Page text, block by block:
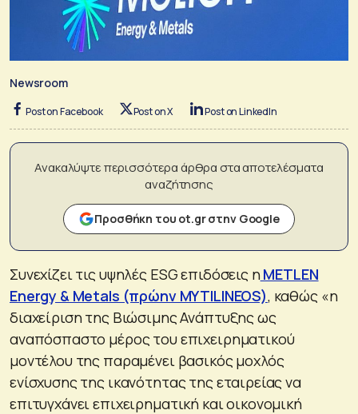
Newsroom
Post on Facebook Post on X Post on LinkedIn
Ανακαλύψτε περισσότερα άρθρα στα αποτελέσματα
αναζήτησης
Προσθήκη του ot.gr στην Google
Συνεχίζει τις υψηλές ESG επιδόσεις ηMETLEN
Energy & Metals (πρώην MYTILINEOS), καθώς «η
διαχείριση της Βιώσιμης Ανάπτυξης ως
αναπόσπαστο μέρος του επιχειρηματικού
μοντέλου της παραμένει βασικός μοχλός
ενίσχυσης της ικανότητας της εταιρείας να
επιτυγχάνει επιχειρηματική και οικονομική